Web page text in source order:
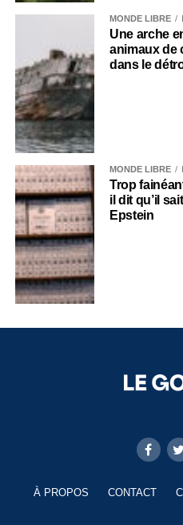
MONDE LIBRE
Une arche
animaux de
dans le
MONDE LIBRE
Trop
il dit qu’il
Epstein
À PROPOS CONTACT